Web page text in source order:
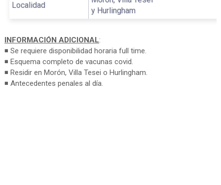
Localidad
y Hurlingham
INFORMACIÓN ADICIONAL:
◾ Se requiere disponibilidad horaria full time.
◾ Esquema completo de vacunas covid.
◾ Residir en Morón, Villa Tesei o Hurlingham.
◾ Antecedentes penales al día.